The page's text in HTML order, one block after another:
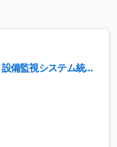
備監視システム統合